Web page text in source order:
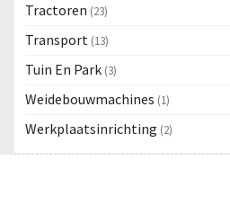
Tractoren (23)
Transport (13)
Tuin En Park (3)
Weidebouwmachines (1)
Werkplaatsinrichting (2)